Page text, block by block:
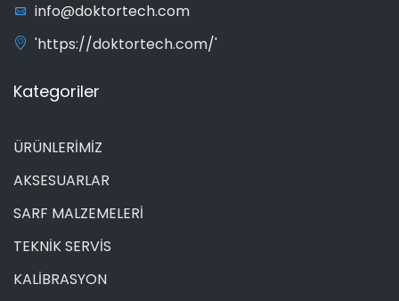
info@doktortech.com
'https://doktortech.com/'
Kategoriler
ÜRÜNLERİMİZ
AKSESUARLAR
SARF MALZEMELERİ
TEKNİK SERVİS
KALİBRASYON